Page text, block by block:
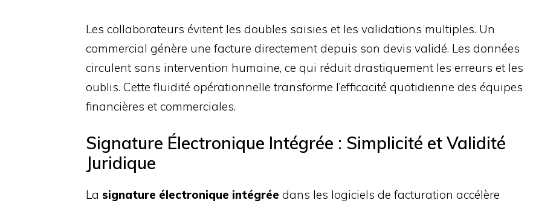
Les collaborateurs évitent les doubles saisies et les validations multiples. Un
commercial génère une facture directement depuis son devis validé. Les données
circulent sans intervention humaine, ce qui réduit drastiquement les erreurs et les
oublis. Cette fluidité opérationnelle transforme l’efficacité quotidienne des équipes
financières et commerciales.
Signature Électronique Intégrée : Simplicité et Validité
Juridique
La signature électronique intégrée dans les logiciels de facturation accélère